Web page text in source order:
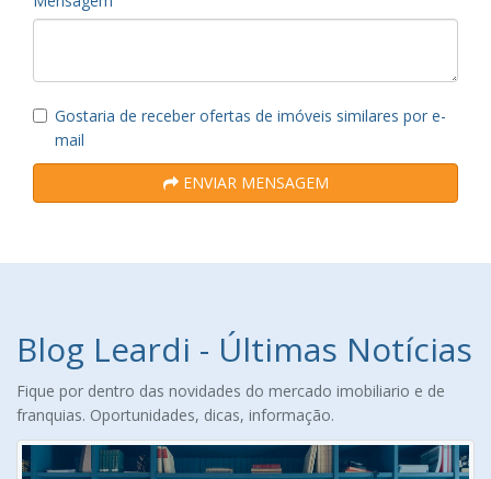
Gostaria de receber ofertas de imóveis similares por e-
mail
ENVIAR MENSAGEM
Blog Leardi - Últimas Notícias
Fique por dentro das novidades do mercado imobiliario e de
franquias. Oportunidades, dicas, informação.